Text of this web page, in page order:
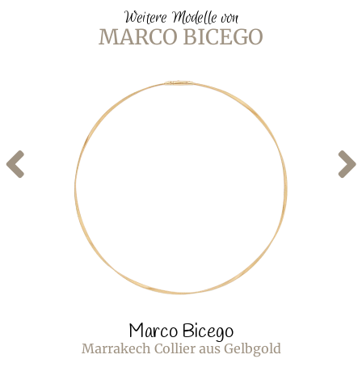
Weitere Modelle von
MARCO BICEGO
Marco Bicego
Marrakech Collier aus Gelbgold